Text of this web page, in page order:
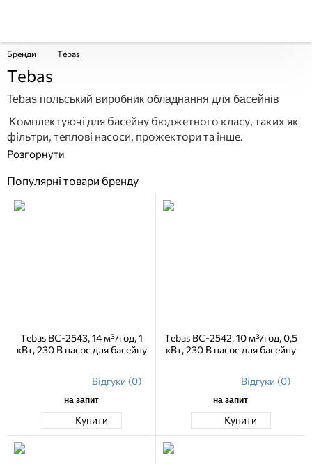
Бренди Tebas
Tebas
Tebas польський виробник обладнання для басейнів
Комплектуючі для басейну бюджетного класу, таких як
фільтри, теплові насоси, прожектори та інше.
Популярні товари бренду
Tebas BC-2543, 14 м³/год, 1
кВт, 230 В насос для басейну
Відгуки (0)
на запит
Купити
Tebas BC-2542, 10 м³/год, 0,5
кВт, 230 В насос для басейну
Відгуки (0)
на запит
Купити